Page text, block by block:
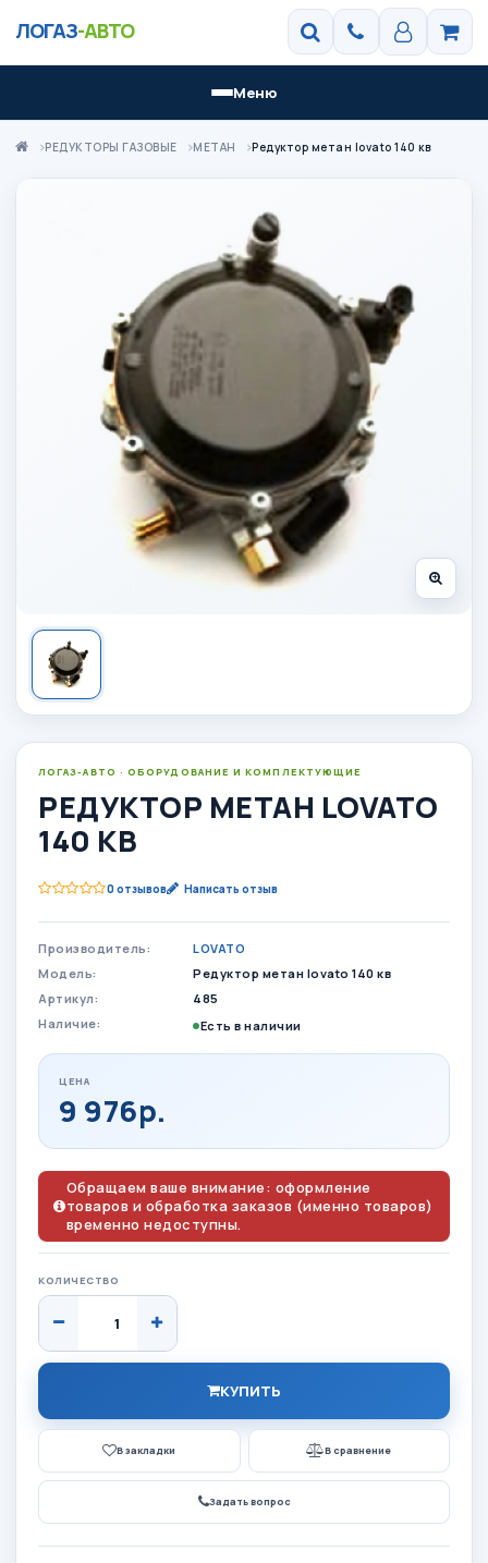
ЛОГАЗ-АВТО
Меню
РЕДУКТОРЫ ГАЗОВЫЕ МЕТАН Редуктор метан lovato 140 кв
ЛОГАЗ-АВТО · ОБОРУДОВАНИЕ И КОМПЛЕКТУЮЩИЕ
РЕДУКТОР МЕТАН LOVATO
140 КВ
0 отзывов Написать отзыв
Производитель:
LOVATO
Модель:
Редуктор метан lovato 140 кв
Артикул:
485
Наличие:
Есть в наличии
ЦЕНА
9 976р.
Обращаем ваше внимание: оформление
товаров и обработка заказов (именно товаров)
временно недоступны.
КОЛИЧЕСТВО
КУПИТЬ
В закладки В сравнение
Задать вопрос